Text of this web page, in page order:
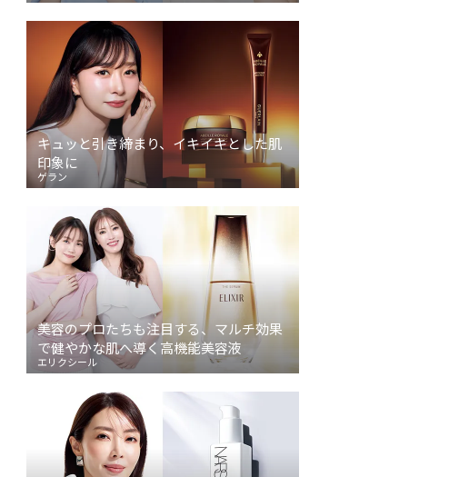
キュッと引き締まり、イキイキとした肌
印象に
ゲラン
美容のプロたちも注目する、マルチ効果
で健やかな肌へ導く高機能美容液
エリクシール